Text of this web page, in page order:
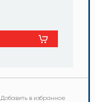
Добавить в избранное